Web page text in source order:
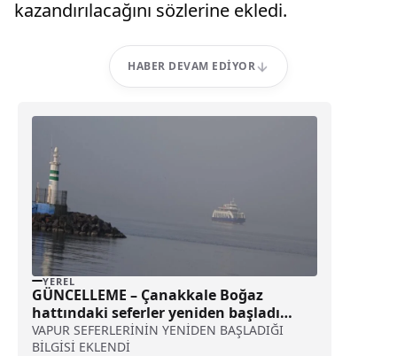
kazandırılacağını sözlerine ekledi.
HABER DEVAM EDIYOR
YEREL
GÜNCELLEME – Çanakkale Boğaz
hattındaki seferler yeniden başladı
haberi
VAPUR SEFERLERİNİN YENİDEN BAŞLADIĞI
BİLGİSİ EKLENDİ